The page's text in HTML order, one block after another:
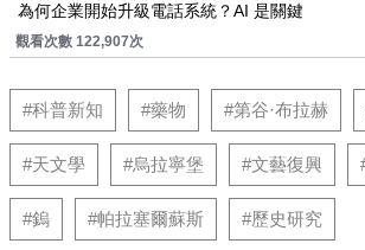
為何企業開始升級電話系統？AI 是關鍵
觀看次數 122,907次
#科普新知 #藥物 #第谷·布拉赫
#天文學 #烏拉寧堡 #文藝復興
#鎢 #帕拉塞爾蘇斯 #歷史研究